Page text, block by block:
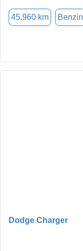
45.960 km Benzin
Dodge Charger